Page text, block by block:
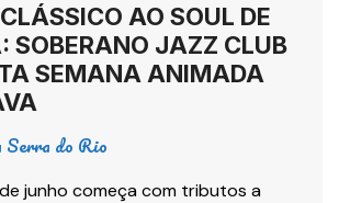
AO SOUL DE
SOBERANO JAZZ CLUB
SEMANA ANIMADA
Serra do Rio
junho começa com tributos a